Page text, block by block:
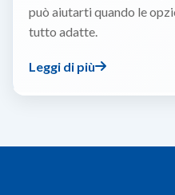
può aiutarti quando le
tutto adatte.
Leggi di più